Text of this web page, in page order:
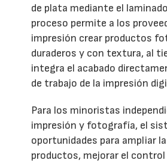
de plata mediante el
proceso permite a los
impresión crear productos
duraderos y con textura, al
integra el acabado
de trabajo de la impresión
Para los minoristas
impresión y fotografía, el
oportunidades para ampliar
productos, mejorar el control